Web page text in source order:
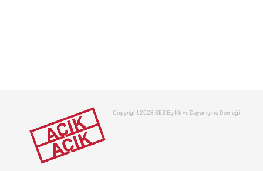
Copyright 2023 SES Eşitlik ve Dayanışma Derneği